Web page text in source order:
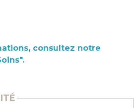
consultez notre